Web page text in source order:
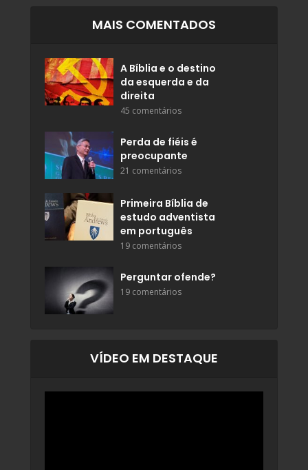
MAIS COMENTADOS
A Bíblia e o destino
da esquerda e da
direita
45 comentários
Perda de fiéis é
preocupante
21 comentários
Primeira Bíblia de
estudo adventista
em português
19 comentários
Perguntar ofende?
19 comentários
VÍDEO EM DESTAQUE